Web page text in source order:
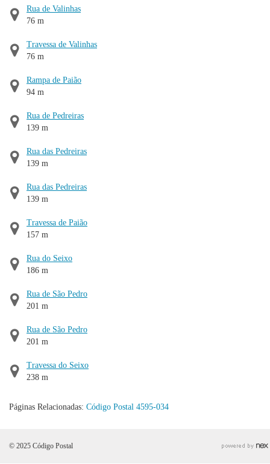
Rua de Valinhas
76 m
Travessa de Valinhas
76 m
Rampa de Paião
94 m
Rua de Pedreiras
139 m
Rua das Pedreiras
139 m
Rua das Pedreiras
139 m
Travessa de Paião
157 m
Rua do Seixo
186 m
Rua de São Pedro
201 m
Rua de São Pedro
201 m
Travessa do Seixo
238 m
Páginas Relacionadas: Código Postal 4595-034
© 2025 Código Postal